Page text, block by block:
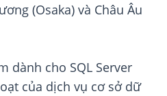
(Osaka) và Châu Âu
dành cho SQL Server
của dịch vụ cơ sở dữ